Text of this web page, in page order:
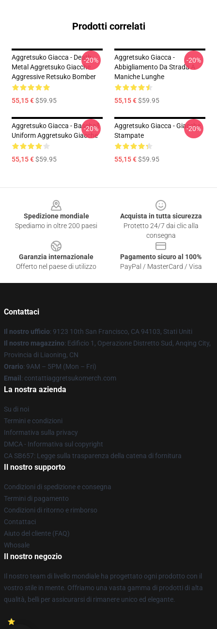
Prodotti correlati
Aggretsuko Giacca - Death
Metal Aggretsuko Giacche
Aggressive Retsuko Bomber
55,15 €$59.95
-20%
Aggretsuko Giacca -
Abbigliamento Da Strada A
Maniche Lunghe
55,15 €$59.95
-20%
Aggretsuko Giacca - Baseball
Uniform Aggretsuko Giacche
55,15 €$59.95
-20%
Aggretsuko Giacca - Giacche
Stampate
55,15 €$59.95
-20%
Spedizione mondiale
Spediamo in oltre 200 paesi
Acquista in tutta sicurezza
Protetto 24/7 dai clic alla
consegna
Garanzia internazionale
Offerto nel paese di utilizzo
Pagamento sicuro al 100%
PayPal / MasterCard / Visa
Contattaci
Il nostro ufficio: 9123 10th San Francisco, CA 94103, Stati Uniti
Il nostro magazzino: Edificio 1, Operazione Distretto Sud, Anqing City,
Provincia di Liaoning, CN
Orario: 9AM – 5PM (Mon – Fri)
Email : contattiaggretsukomerch.com
La nostra azienda
Su di noi
Termini e condizioni
Informativa sulla privacy
DMCA - Informativa sul copyright
CA SB657: Legge sulla trasparenza della catena di fornitura
Il nostro supporto
Condizioni di spedizione e consegna
Termini di pagamento
Condizioni di ritorno e rimborso
Contattaci
Aiuto del cliente (FAQ)
Whosale
Il nostro negozio
Il nostro team di livello mondiale ha progettato ogni prodotto con il
vostro stile in mente. Offriamo una vasta gamma di prodotti di alta
qualità, belli per assicurarsi di rimanere unico ed elegante.